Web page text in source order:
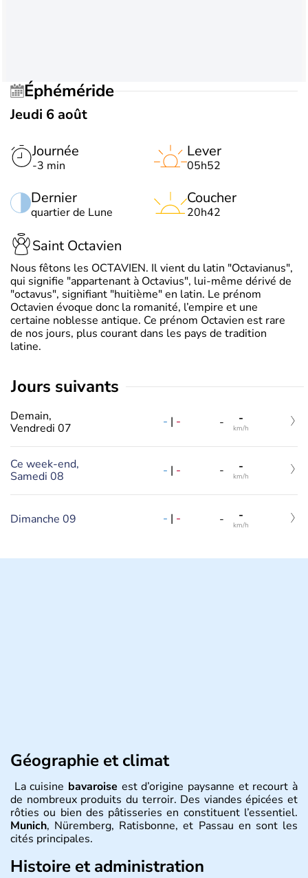
Éphéméride
Jeudi 6 août
Journée
-3 min
Dernier
quartier de Lune
Lever
05h52
Coucher
20h42
Saint Octavien
Nous fêtons les OCTAVIEN. Il vient du latin "Octavianus",
qui signifie "appartenant à Octavius", lui-même dérivé de
"octavus", signifiant "huitième" en latin. Le prénom
Octavien évoque donc la romanité, l’empire et une
certaine noblesse antique. Ce prénom Octavien est rare
de nos jours, plus courant dans les pays de tradition
latine.
jours suivants
Demain,
Vendredi 07
- | - - -
km/h
Ce week-end,
Samedi 08
- | - - -
km/h
Dimanche 09 - | - - -
km/h
Géographie et climat
La cuisine bavaroise est d’origine paysanne et recourt à
de nombreux produits du terroir. Des viandes épicées et
rôties ou bien des pâtisseries en constituent l’essentiel.
Munich, Nüremberg, Ratisbonne, et Passau en sont les
cités principales.
Histoire et administration